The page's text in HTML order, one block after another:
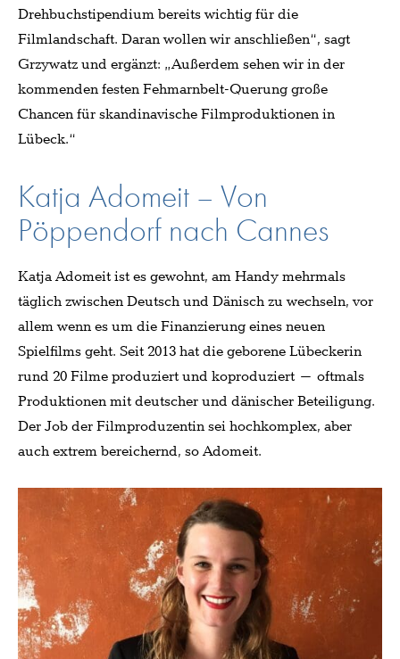
Drehbuchstipendium bereits wichtig für die
Filmlandschaft. Daran wollen wir anschließen“, sagt
Grzywatz und ergänzt: „Außerdem sehen wir in der
kommenden festen Fehmarnbelt-Querung große
Chancen für skandinavische Filmproduktionen in
Lübeck.“
Katja Adomeit – Von
Pöppendorf nach Cannes
Katja Adomeitist es gewohnt, am Handy mehrmals
täglich zwischen Deutsch und Dänisch zu wechseln, vor
allem wenn es um die Finanzierung eines neuen
Spielfilms geht. Seit 2013 hat die geborene Lübeckerin
rund 20 Filme produziert und koproduziert – oftmals
Produktionen mit deutscher und dänischer Beteiligung.
Der Job der Filmproduzentin sei hochkomplex, aber
auch extrem bereichernd, so Adomeit.